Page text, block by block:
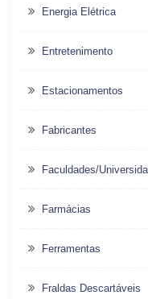
Energia Elétrica
Entretenimento
Estacionamentos
Fabricantes
Faculdades/
Farmácias
Ferramentas
Fraldas Descartáveis